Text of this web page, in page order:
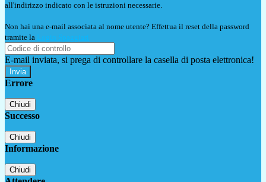
all'indirizzo indicato con le istruzioni necessarie.
Non hai una e-mail associata al nome utente? Effettua il reset della password
tramite la Login Spaggiari
E-mail inviata, si prega di controllare la casella di posta elettronica!
Errore
Chiudi
Successo
Chiudi
Informazione
Chiudi